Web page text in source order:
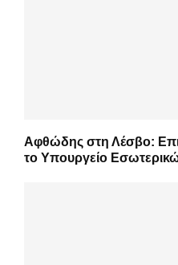
Αφθώδης στη Λέσβο:
το Υπουργείο